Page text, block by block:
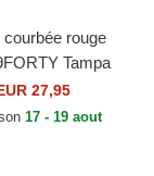
rouge
Tampa
NFL New
27,95
17 - 19 aout